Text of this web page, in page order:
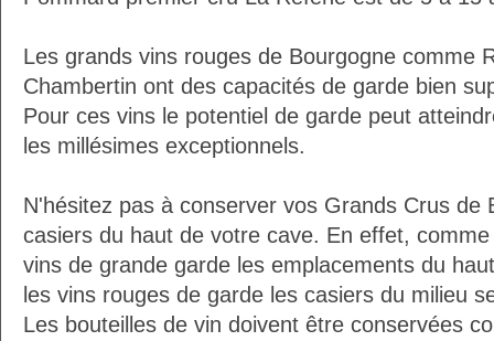
Les grands vins rouges de Bourgogne comme
Chambertin ont des capacités de garde bien
Pour ces vins le potentiel de garde peut
les millésimes exceptionnels.
N'hésitez pas à conserver vos Grands Crus de
casiers du haut de votre cave. En effet,
vins de grande garde les emplacements du
les vins rouges de garde les casiers du milieu
Les bouteilles de vin doivent être conservées